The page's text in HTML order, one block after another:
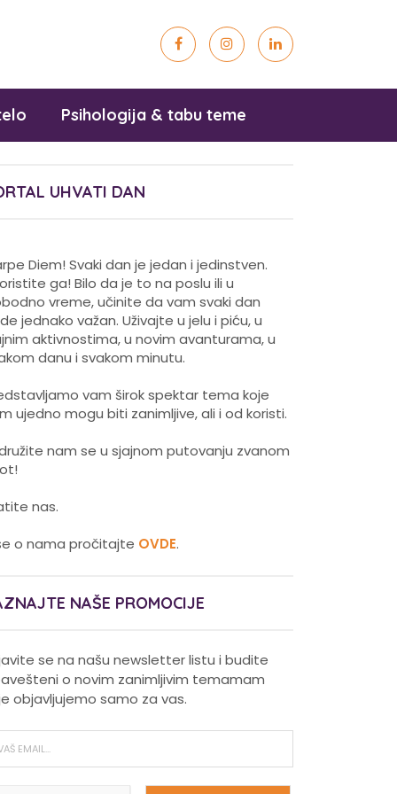
Psihologija & tabu teme
UHVATI DAN
Diem! Svaki dan je jedan i jedinstven.
ga! Bilo da je to na poslu ili u
vreme, učinite da vam svaki dan
jednako važan. Uživajte u jelu i piću, u
aktivnostima, u novim avanturama, u
danu i svakom minutu.
vam širok spektar tema koje
ujedno mogu biti zanimljive, ali i od koristi.
nam se u sjajnom putovanju zvanom
nas.
o nama pročitajte OVDE.
NAŠE PROMOCIJE
se na našu newsletter listu i budite
o novim zanimljivim temamam
objavljujemo samo za vas.
kosu